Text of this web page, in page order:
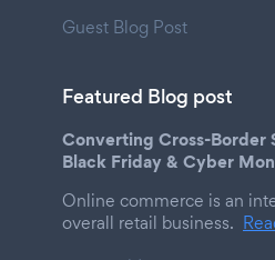
Guest Blog Post
Featured Blog post
Converting Cross-Border
Black Friday & Cyber
Online commerce is an
overall retail business.